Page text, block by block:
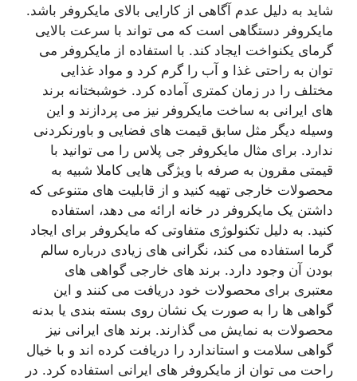
شاید به دلیل عدم آگاهی از کارایی بالای مایکروفر باشد.
مایکروفر دستگاهی است که می تواند با سرعت بالایی
گرمای یکنواخت ایجاد کند. با استفاده از مایکروفر می
توان به راحتی غذا و آب را گرم کرد و مواد غذایی
مختلف را در زمان کمتری آماده کرد. خوشبختانه برند
های ایرانی به ساخت مایکروفر نیز می پردازند و این
وسیله دیگر مثل سابق قیمت های فضایی و باورنکردنی
ندارد. برای مثال مایکروفر جی پلاس را می توانید با
قیمتی مقرون به صرفه با ویژگی هایی کاملا شبیه به
محصولات خارجی تهیه کنید و از قابلیت های متنوعی که
داشتن یک مایکروفر در خانه ارائه می دهد، استفاده
کنید. به دلیل تکنولوژی متفاوتی که مایکروفر برای ایجاد
گرما استفاده می کند، نگرانی های زیادی درباره سالم
بودن آن وجود دارد. برند های خارجی گواهی های
معتبری برای محصولات خود دریافت می کنند و این
گواهی ها را به صورت یک نشان روی بسته بندی یا بدنه
محصولات به نمایش می گذارند. برند های ایرانی نیز
گواهی سلامت و استاندارد را دریافت کرده اند و با خیال
راحت می توان از مایکروفر های ایرانی استفاده کرد. در